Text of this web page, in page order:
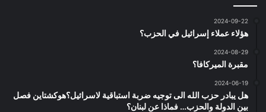
2024-09-22
هؤلاء عملاء إسرائيل في الحزب؟
2024-08-29
مقبرة الميركافا؟
2024-06-19
هل يبادر حزب الله الى توجيه ضربة استباقية لاسرائيل؟هوكشتاين فصل
بين الدولة والحزب… فماذا عن لبنان؟